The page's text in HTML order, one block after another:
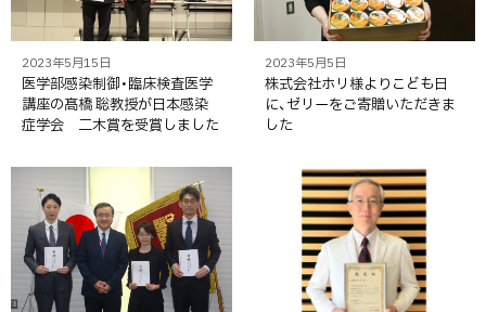
2023年5月15日
医学部感染制御・臨床検査医学
講座の髙橋 聡教授が日本感染
症学会 二木賞を受賞しました
2023年5月5日
株式会社ホリ様よりこども日
に、ゼリーをご寄贈いただきま
した